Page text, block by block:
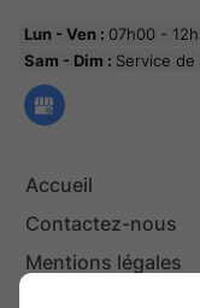
Lun - Ven : 07h00 -
Sam - Dim : Service de
Accueil
Contactez-nous
Mentions légales